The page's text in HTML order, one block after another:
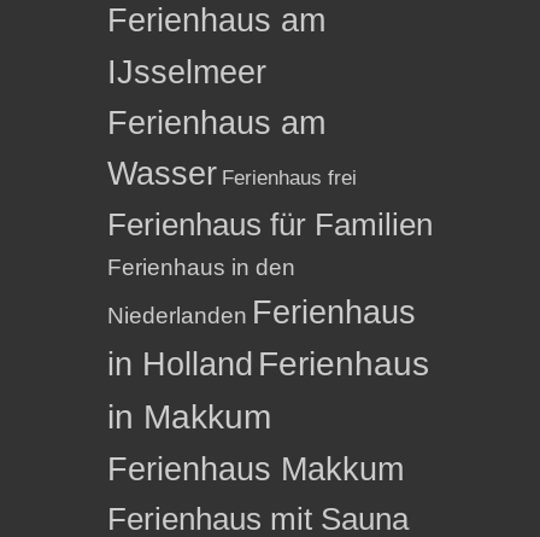
Ferienhaus am
IJsselmeer
Ferienhaus am
Wasser Ferienhaus frei
Ferienhaus für Familien
Ferienhaus in den
Niederlanden Ferienhaus
in Holland Ferienhaus
in Makkum
Ferienhaus Makkum
Ferienhaus mit Sauna